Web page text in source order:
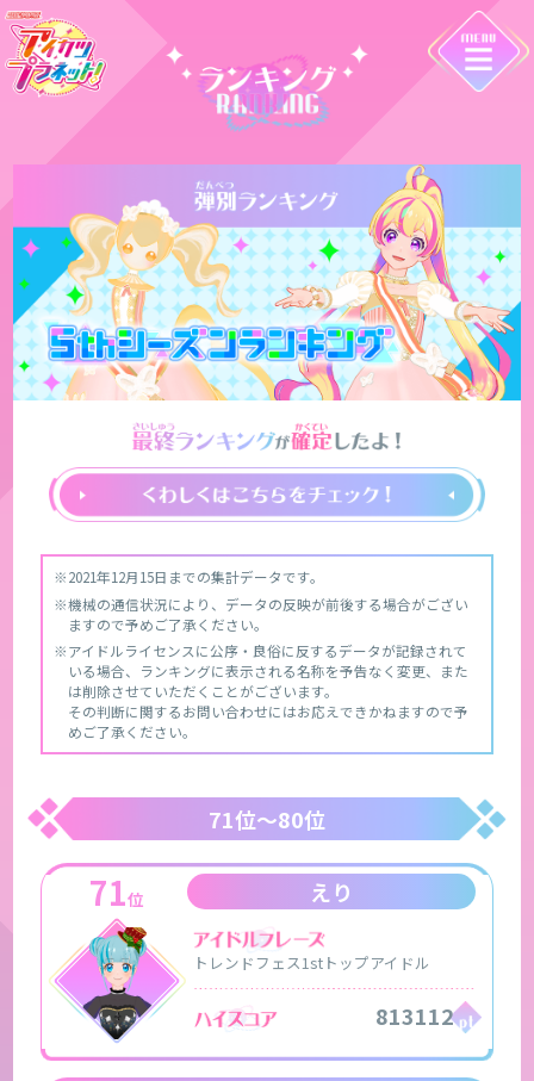
※2021年12月15日までの集計データです。
※機械の通信状況により、データの反映が前後する場合がござい
ますので予めご了承ください。
※アイドルライセンスに公序・良俗に反するデータが記録されて
いる場合、ランキングに表示される名称を予告なく変更、また
は削除させていただくことがございます。
その判断に関するお問い合わせにはお応えできかねますので予
めご了承ください。
71位～80位
71位 えり
トレンドフェス1stトップアイドル
813112